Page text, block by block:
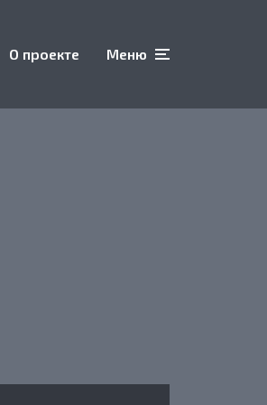
О проекте Меню